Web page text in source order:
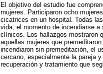
El objetivo del estudio fue
mujeres. Participaron ocho
cicatrices en un hospital. Todas
vida, el momento de incendiarse
clínicos. Los hallazgos mostraron
aquellas mujeres que
incendiaron sin premeditación, el
cercano, especialmente la pareja
recuperación y tratamiento que